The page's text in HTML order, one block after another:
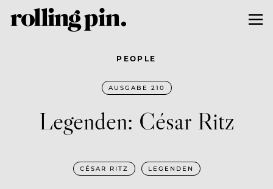
PEOPLE
AUSGABE 210
Legenden: César Ritz
CÉSAR RITZ LEGENDEN